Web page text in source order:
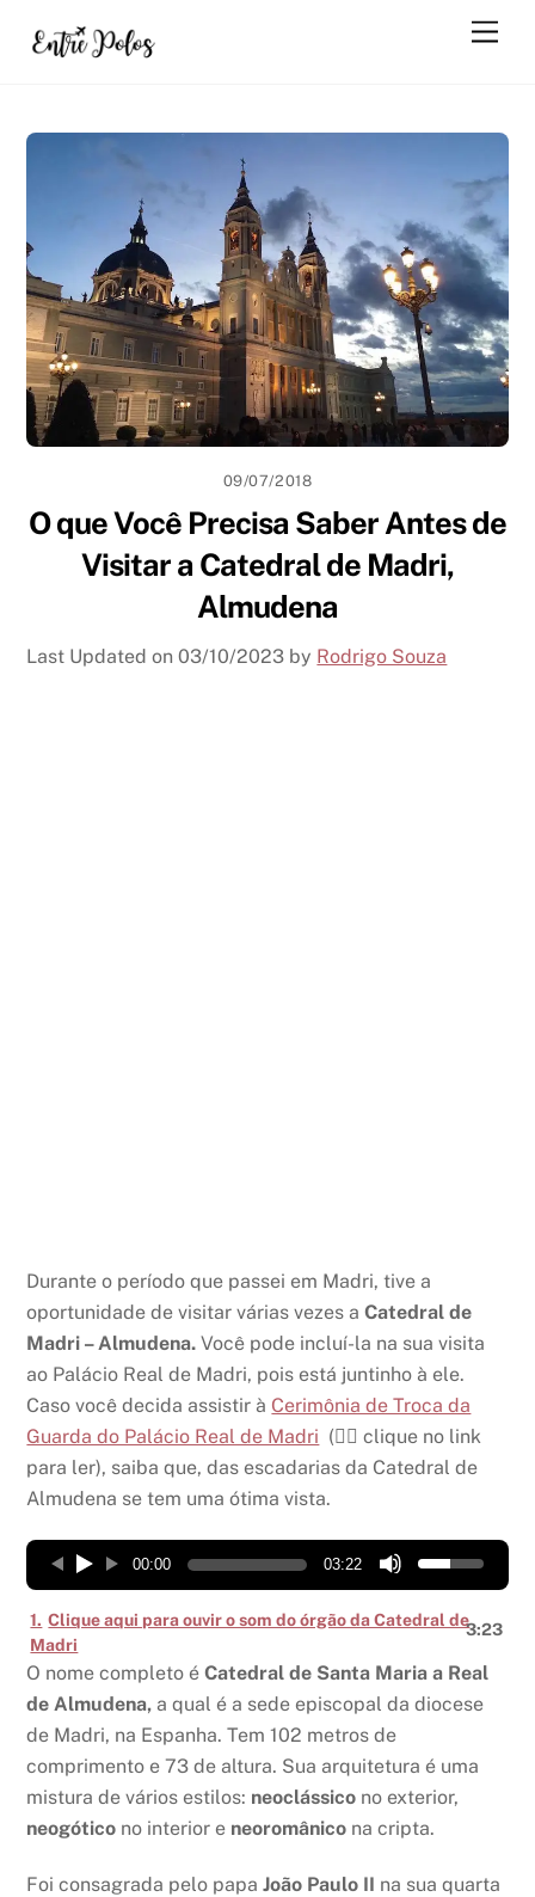
09/07/2018
O que Você Precisa Saber Antes de
Visitar a Catedral de Madri,
Almudena
Last Updated on03/10/2023 by Rodrigo Souza
Durante o período que passei em Madri, tive a
oportunidade de visitar várias vezes aCatedral de
Madri – Almudena. Você pode incluí-la na sua visita
ao Palácio Real de Madri, pois está juntinho à ele.
Caso você decida assistir à Cerimônia de Troca da
Guarda do Palácio Real de Madri (👈🏼 clique no link
para ler), saiba que, das escadarias da Catedral de
Almudena se tem uma ótima vista.
00:00 03:22
1. Clique aqui para ouvir o som do órgão da Catedral de
Madri
3:23
O nome completo é Catedral de Santa Maria a Real
de Almudena, a qual é a sede episcopal da diocese
de Madri, na Espanha. Tem 102 metros de
comprimento e 73 de altura. Sua arquitetura é uma
mistura de vários estilos: neoclássico no exterior,
neogótico no interior e neoromânico na cripta.
Foi consagrada pelo papaJoão Paulo II na sua quarta